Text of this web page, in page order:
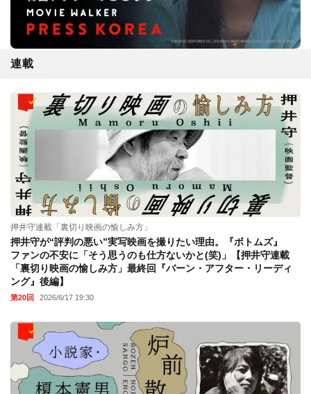
連載
押井守連載「裏切り映画の愉しみ方」
押井守が“評判の悪い”実写映画を撮りたい理由。『ボトムズ』
ファンの不安に「そう思うのも仕方ないかと(笑)」【押井守連載
「裏切り映画の愉しみ方」最終回『バーン・アフター・リーディ
ング』後編】
第20回 2026/6/17 19:30